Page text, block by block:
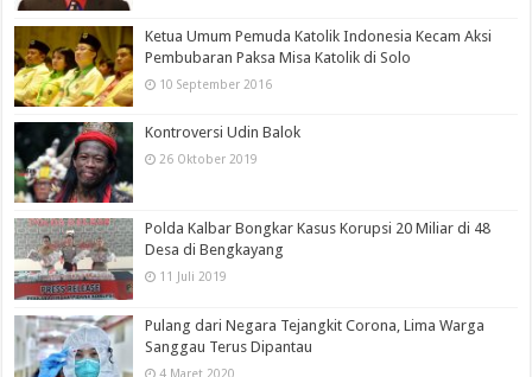
Ketua Umum Pemuda Katolik Indonesia Kecam Aksi
Pembubaran Paksa Misa Katolik di Solo
10 September 2016
Kontroversi Udin Balok
26 Oktober 2019
Polda Kalbar Bongkar Kasus Korupsi 20 Miliar di 48
Desa di Bengkayang
11 Juli 2019
Pulang dari Negara Tejangkit Corona, Lima Warga
Sanggau Terus Dipantau
4 Maret 2020